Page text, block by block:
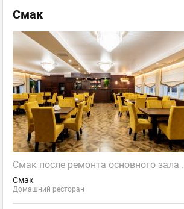
Смак
Смак после ремонта основного зала .
Смак
Домашний ресторан